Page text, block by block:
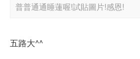
普普通通睡蓮喔!試貼圖片!感恩!
五路大^^